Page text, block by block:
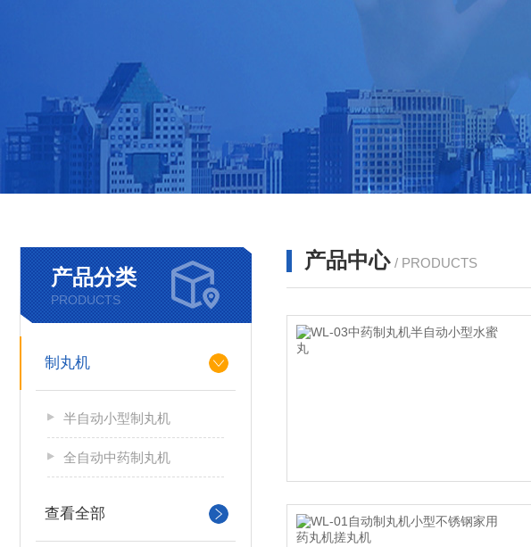
产品分类
PRODUCTS
制丸机
半自动小型制丸机
全自动中药制丸机
查看全部
产品中心 / PRODUCTS